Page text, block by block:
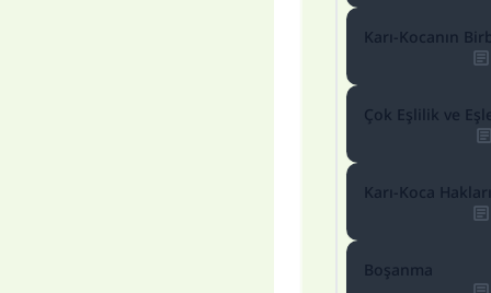
Karı-Kocanın
Çok Eşlilik ve
Karı-Koca Hakları
Boşanma